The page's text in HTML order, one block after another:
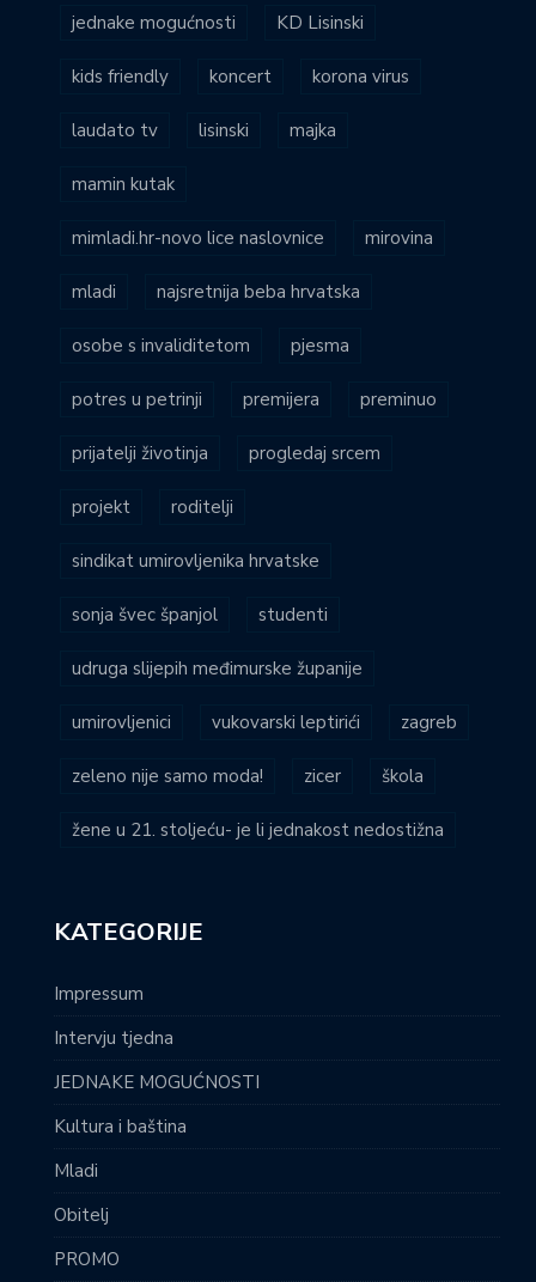
jednake mogućnosti KD Lisinski
kids friendly koncert korona virus
laudato tv lisinski majka
mamin kutak
mimladi.hr-novo lice naslovnice mirovina
mladi najsretnija beba hrvatska
osobe s invaliditetom pjesma
potres u petrinji premijera preminuo
prijatelji životinja progledaj srcem
projekt roditelji
sindikat umirovljenika hrvatske
sonja švec španjol studenti
udruga slijepih međimurske županije
umirovljenici vukovarski leptirići zagreb
zeleno nije samo moda! zicer škola
žene u 21. stoljeću- je li jednakost nedostižna
KATEGORIJE
Impressum
Intervju tjedna
JEDNAKE MOGUĆNOSTI
Kultura i baština
Mladi
Obitelj
PROMO